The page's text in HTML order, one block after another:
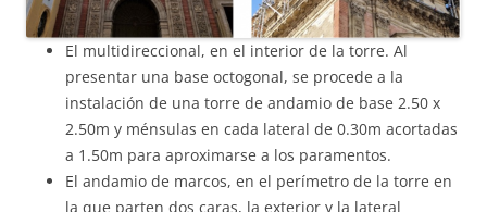
El multidireccional, en el interior de la torre. Al
presentar una base octogonal, se procede a la
instalación de una torre de andamio de base 2.50 x
2.50m y ménsulas en cada lateral de 0.30m acortadas
a 1.50m para aproximarse a los paramentos.
El andamio de marcos, en el perímetro de la torre en
la que parten dos caras, la exterior y la lateral